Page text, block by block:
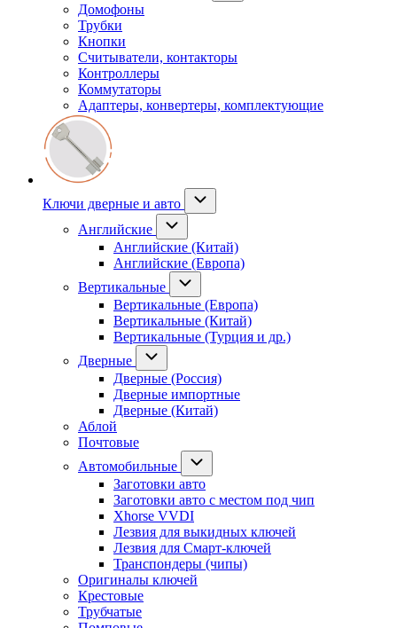
Домофоны
Трубки
Кнопки
Считыватели, контакторы
Контроллеры
Коммутаторы
Адаптеры, конвертеры, комплектующие
Ключи дверные и авто
Английские
Английские (Китай)
Английские (Европа)
Вертикальные
Вертикальные (Европа)
Вертикальные (Китай)
Вертикальные (Турция и др.)
Дверные
Дверные (Россия)
Дверные импортные
Дверные (Китай)
Аблой
Почтовые
Автомобильные
Заготовки авто
Заготовки авто с местом под чип
Xhorse VVDI
Лезвия для выкидных ключей
Лезвия для Смарт-ключей
Транспондеры (чипы)
Оригиналы ключей
Крестовые
Трубчатые